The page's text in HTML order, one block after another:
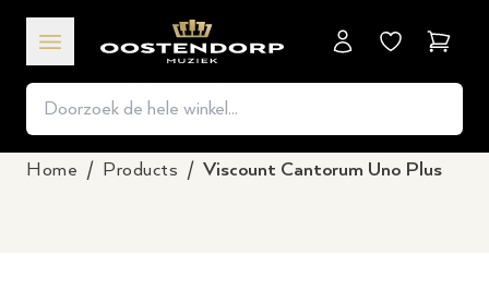
Home / Products / Viscount Cantorum Uno Plus